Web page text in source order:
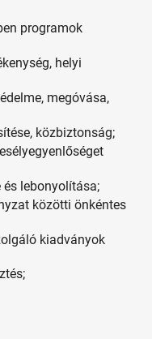
programok
helyi
megóvása,
közbiztonság;
és lebonyolítása;
közötti önkéntes
kiadványok